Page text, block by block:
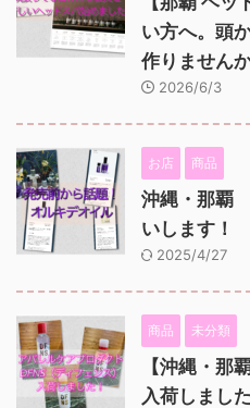
い方へ。頭
作りません
2026/6/3
お店 商品
沖縄・那覇
いします！
2025/4/27
商品 未分類
【沖縄・那
入荷しまし